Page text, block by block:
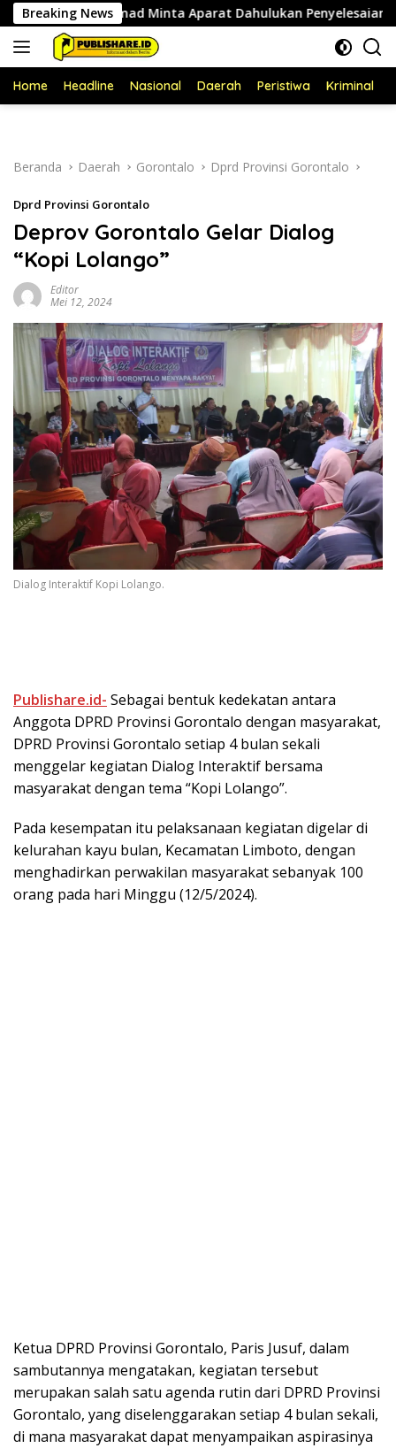
Langsung
ke
konten
Breaking News
Ahmad Minta Aparat Dahulukan Penyelesaian
Home Headline Nasional Daerah Peristiwa Kriminal
Beranda Daerah Gorontalo Dprd Provinsi Gorontalo
Dprd Provinsi Gorontalo
Deprov Gorontalo Gelar Dialog
“Kopi Lolango”
Editor
Mei 12, 2024
Dialog Interaktif Kopi Lolango.
Publishare.id- Sebagai bentuk kedekatan antara
Anggota DPRD Provinsi Gorontalo dengan masyarakat,
DPRD Provinsi Gorontalo setiap 4 bulan sekali
menggelar kegiatan Dialog Interaktif bersama
masyarakat dengan tema “Kopi Lolango”.
Pada kesempatan itu pelaksanaan kegiatan digelar di
kelurahan kayu bulan, Kecamatan Limboto, dengan
menghadirkan perwakilan masyarakat sebanyak 100
orang pada hari Minggu (12/5/2024).
Ketua DPRD Provinsi Gorontalo, Paris Jusuf, dalam
sambutannya mengatakan, kegiatan tersebut
merupakan salah satu agenda rutin dari DPRD Provinsi
Gorontalo, yang diselenggarakan setiap 4 bulan sekali,
di mana masyarakat dapat menyampaikan aspirasinya